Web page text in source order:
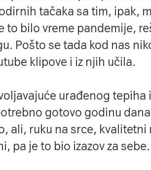
tačaka sa tim, ipak,
to bilo vreme pandemije,
Pošto se tada kod nas
klipove i iz njih učila.
urađenog tepiha
gotovo godinu
ali, ruku na srce,
pa je to bio izazov za sebe.